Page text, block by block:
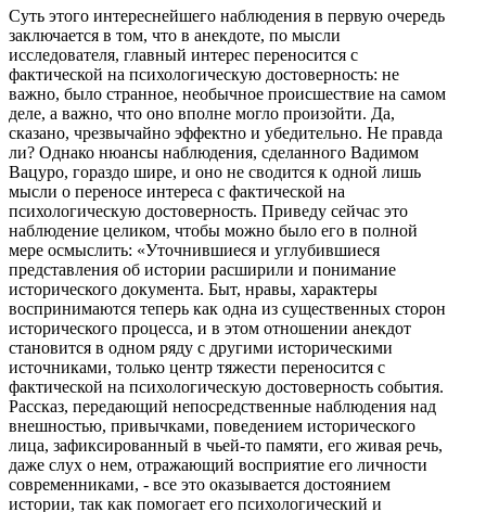
Суть этого интереснейшего наблюдения в первую очередь
заключается в том, что в анекдоте, по мысли
исследователя, главный интерес переносится с
фактической на психологическую достоверность: не
важно, было странное, необычное происшествие на самом
деле, а важно, что оно вполне могло произойти. Да,
сказано, чрезвычайно эффектно и убедительно. Не правда
ли? Однако нюансы наблюдения, сделанного Вадимом
Вацуро, гораздо шире, и оно не сводится к одной лишь
мысли о переносе интереса с фактической на
психологическую достоверность. Приведу сейчас это
наблюдение целиком, чтобы можно было его в полной
мере осмыслить: «Уточнившиеся и углубившиеся
представления об истории расширили и понимание
исторического документа. Быт, нравы, характеры
воспринимаются теперь как одна из существенных сторон
исторического процесса, и в этом отношении анекдот
становится в одном ряду с другими историческими
источниками, только центр тяжести переносится с
фактической на психологическую достоверность события.
Рассказ, передающий непосредственные наблюдения над
внешностью, привычками, поведением исторического
лица, зафиксированный в чьей-то памяти, его живая речь,
даже слух о нем, отражающий восприятие его личности
современниками, - все это оказывается достоянием
истории, так как помогает его психологический и